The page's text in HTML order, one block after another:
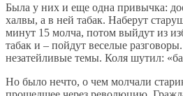
Была у них и еще одна привычка:
халвы, а в ней табак. Наберут
минут 15 молча, потом выйдут из
табак и – пойдут веселые
незатейливые темы. Коля шутил:
Но было нечто, о чем молчали